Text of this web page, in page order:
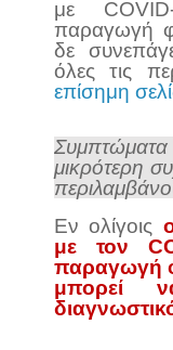
με
παραγωγή
δε
όλες τις
επίσημη
μικρότερη
Εν ολίγοις
με τον
παραγωγή
μπορεί